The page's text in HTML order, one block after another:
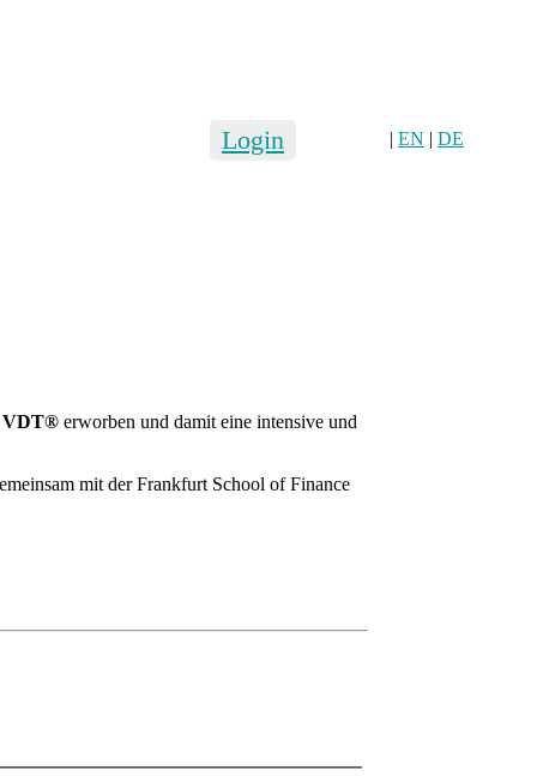
| EN | DE
Login
VDT® erworben und damit eine intensive und
mit der Frankfurt School of Finance